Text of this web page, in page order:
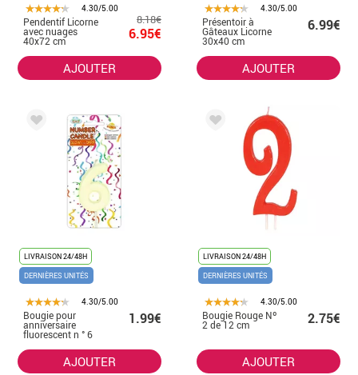
4.30/5.00
Pendentif Licorne
avec nuages
40x72 cm
8.18€
6.95€
AJOUTER
4.30/5.00
Présentoir à
Gâteaux Licorne
30x40 cm
6.99€
AJOUTER
LIVRAISON 24/48H
DERNIÈRES UNITÉS
4.30/5.00
Bougie pour
anniversaire
fluorescent n ° 6
1.99€
AJOUTER
LIVRAISON 24/48H
DERNIÈRES UNITÉS
4.30/5.00
Bougie Rouge Nº
2 de 12 cm 2.75€
AJOUTER